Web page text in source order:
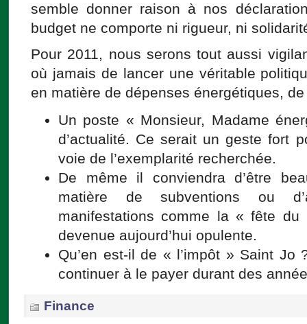
semble donner raison à nos
budget ne comporte ni rigueur, ni
Pour 2011, nous serons tout aussi
où jamais de lancer une véritable
en matière de dépenses énergétiques,
Un poste « Monsieur, Madame
d’actualité. Ce serait un geste fort
voie de l’exemplarité recherchée.
De même il conviendra d’être
matière de subventions ou
manifestations comme la « fête du
devenue aujourd’hui opulente.
Qu’en est-il de « l’impôt » Saint Jo
continuer à le payer durant des
Finance